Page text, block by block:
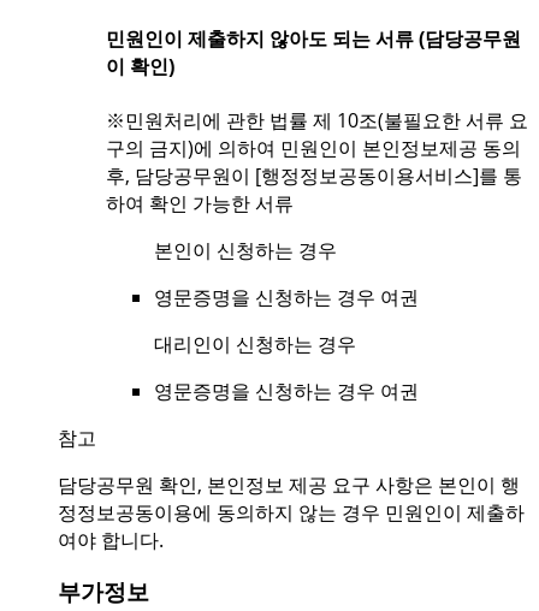
민원인이 제출하지 않아도 되는 서류 (담당공무원
이 확인)
※민원처리에 관한 법률 제 10조(불필요한 서류 요
구의 금지)에 의하여 민원인이 본인정보제공 동의
후, 담당공무원이 [행정정보공동이용서비스]를 통
하여 확인 가능한 서류
본인이 신청하는 경우
영문증명을 신청하는 경우 여권
대리인이 신청하는 경우
영문증명을 신청하는 경우 여권
참고
담당공무원 확인, 본인정보 제공 요구 사항은 본인이 행
정정보공동이용에 동의하지 않는 경우 민원인이 제출하
여야 합니다.
부가정보